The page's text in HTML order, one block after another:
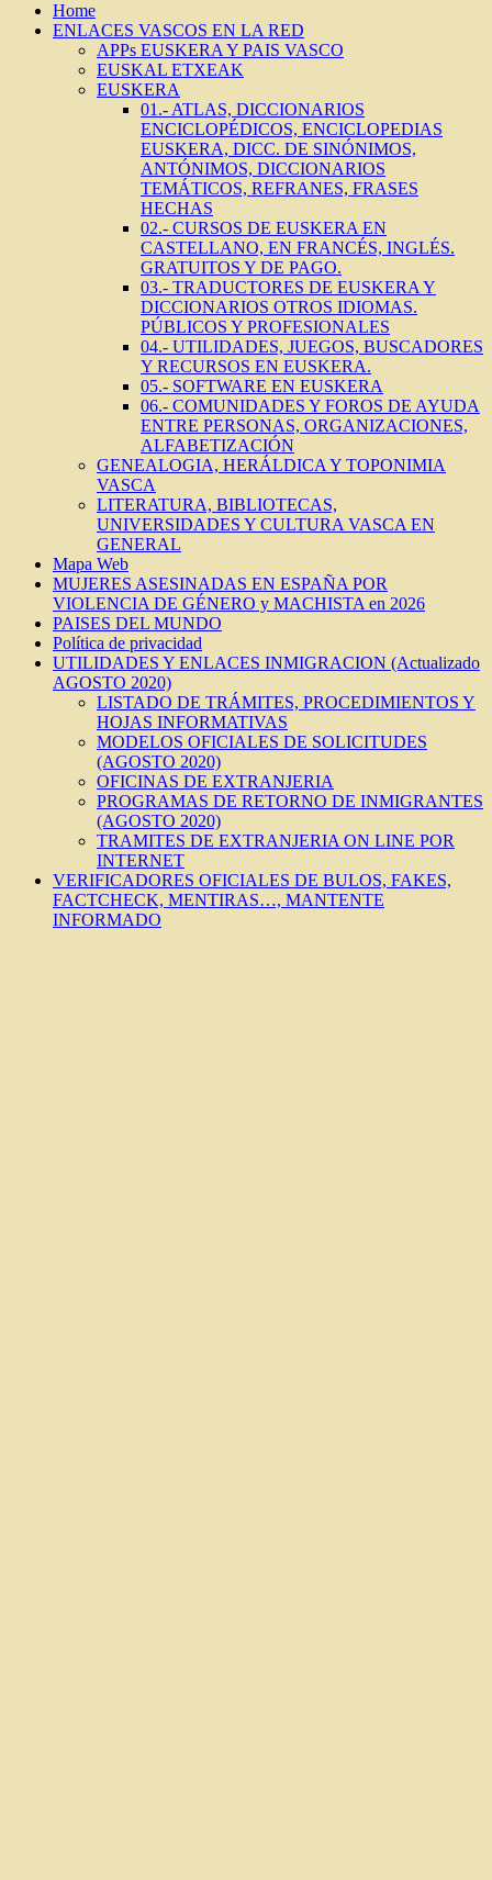
Home
ENLACES VASCOS EN LA RED
APPs EUSKERA Y PAIS VASCO
EUSKAL ETXEAK
EUSKERA
01.- ATLAS, DICCIONARIOS
ENCICLOPÉDICOS, ENCICLOPEDIAS
EUSKERA, DICC. DE SINÓNIMOS,
ANTÓNIMOS, DICCIONARIOS
TEMÁTICOS, REFRANES, FRASES
HECHAS
02.- CURSOS DE EUSKERA EN
CASTELLANO, EN FRANCÉS, INGLÉS.
GRATUITOS Y DE PAGO.
03.- TRADUCTORES DE EUSKERA Y
DICCIONARIOS OTROS IDIOMAS.
PÚBLICOS Y PROFESIONALES
04.- UTILIDADES, JUEGOS, BUSCADORES
Y RECURSOS EN EUSKERA.
05.- SOFTWARE EN EUSKERA
06.- COMUNIDADES Y FOROS DE AYUDA
ENTRE PERSONAS, ORGANIZACIONES,
ALFABETIZACIÓN
GENEALOGIA, HERÁLDICA Y TOPONIMIA
VASCA
LITERATURA, BIBLIOTECAS,
UNIVERSIDADES Y CULTURA VASCA EN
GENERAL
Mapa Web
MUJERES ASESINADAS EN ESPAÑA POR
VIOLENCIA DE GÉNERO y MACHISTA en 2026
PAISES DEL MUNDO
Política de privacidad
UTILIDADES Y ENLACES INMIGRACION (Actualizado
AGOSTO 2020)
LISTADO DE TRÁMITES, PROCEDIMIENTOS Y
HOJAS INFORMATIVAS
MODELOS OFICIALES DE SOLICITUDES
(AGOSTO 2020)
OFICINAS DE EXTRANJERIA
PROGRAMAS DE RETORNO DE INMIGRANTES
(AGOSTO 2020)
TRAMITES DE EXTRANJERIA ON LINE POR
INTERNET
VERIFICADORES OFICIALES DE BULOS, FAKES,
FACTCHECK, MENTIRAS…, MANTENTE
INFORMADO